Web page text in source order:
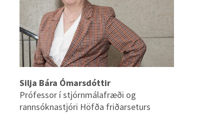
Silja Bára Ómarsdóttir
Prófessor í stjórnmálafræði og
rannsóknastjóri Höfða friðarseturs